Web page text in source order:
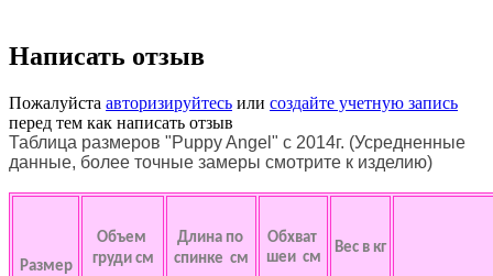
Написать отзыв
Пожалуйста авторизируйтесь или создайте учетную запись
перед тем как написать отзыв
Таблица размеров "Puppy Angel" с 2014г. (Усредненные
данные, более точные замеры смотрите к изделию)
Размер
Объем
груди см
Длина по
спинке см
Обхват
шеи см
Вес в кг